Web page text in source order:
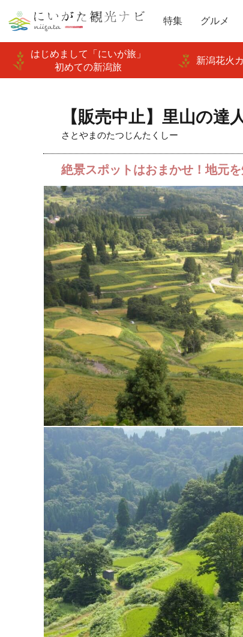
特集 グルメ
はじめまして「にいが旅」
初めての新潟旅
新潟花火
【販売中止】里山の達
さとやまのたつじんたくしー
絶景スポットはおまかせ！地元